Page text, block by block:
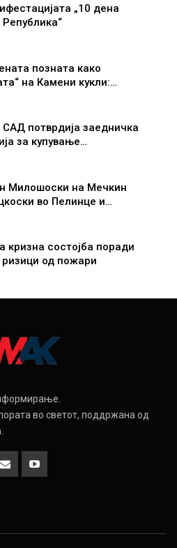
„10 дена
позната како
на Камени кукли:…
САД потврдија заедничка
за купување…
Милошоски на Мечкин
во Пелинце и…
кризна состојба поради
од пожари
во светот, поддржана од